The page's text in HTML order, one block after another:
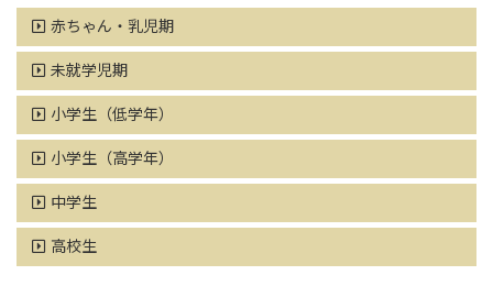
赤ちゃん・乳児期
未就学児期
小学生（低学年）
小学生（高学年）
中学生
高校生